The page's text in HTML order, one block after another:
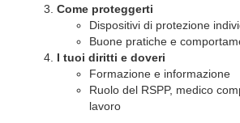
Come proteggerti
Dispositivi di protezione
Buone pratiche e
I tuoi diritti e doveri
Formazione e informazione
Ruolo del RSPP, medico
lavoro